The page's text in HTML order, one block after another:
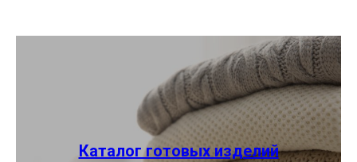
Каталог готовых изделий